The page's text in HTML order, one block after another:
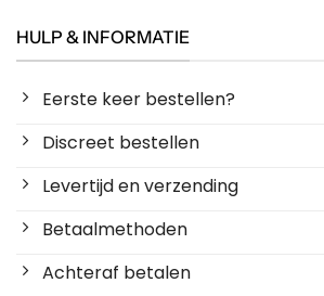
HULP & INFORMATIE
Eerste keer bestellen?
Discreet bestellen
Levertijd en verzending
Betaalmethoden
Achteraf betalen